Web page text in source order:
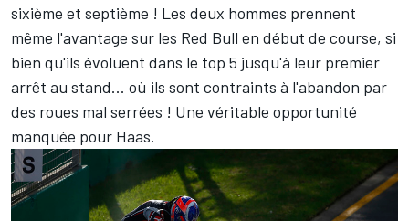
sixième et septième ! Les deux hommes prennent
même l'avantage sur les Red Bull en début de course, si
bien qu'ils évoluent dans le top 5 jusqu'à leur premier
arrêt au stand... où ils sont contraints à l'abandon par
des roues mal serrées ! Une véritable opportunité
manquée pour Haas.